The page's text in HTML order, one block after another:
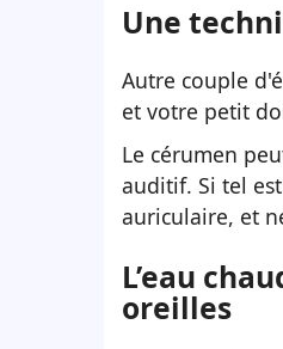
Une
Autre couple
et votre petit
Le cérumen
auditif. Si tel
auriculaire, et
L’eau
oreilles